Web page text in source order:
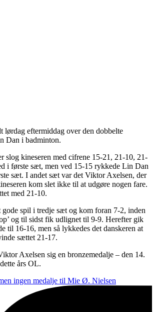
lørdag eftermiddag over den dobbelte
Dan i badminton.
slog kineseren med cifrene 15-21, 21-10, 21-
i første sæt, men ved 15-15 rykkede Lin Dan
sæt. I andet sæt var det Viktor Axelsen, der
kom slet ikke til at udgøre nogen fare.
med 21-10.
gode spil i tredje sæt og kom foran 7-2, inden
og til sidst fik udlignet til 9-9. Herefter gik
til 16-16, men så lykkedes det danskeren at
sættet 21-17.
Axelsen sig en bronzemedalje – den 14.
års OL.
ingen medalje til Mie Ø. Nielsen